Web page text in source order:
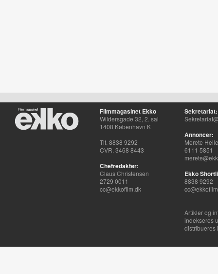
Filmmagasinet Ekko
Wildersgade 32, 2. sal
1408 København K
Tlf. 8838 9292
CVR. 3468 8443
Chefredaktør:
Claus Christensen
2729 0011
cc@ekkofilm.dk
Sekretariat:
Annoncer:
Merete
6111 5851
Ekko
8838 9292
Artikler og
indekseres
distribueres